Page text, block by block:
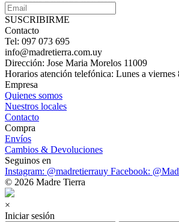
SUSCRIBIRME
Contacto
Tel: 097 073 695
info@madretierra.com.uy
Dirección: Jose Maria Morelos 11009
Horarios atención telefónica: Lunes a viernes
Empresa
Quienes somos
Nuestros locales
Contacto
Compra
Envíos
Cambios & Devoluciones
Seguinos en
Instagram: @madretierrauy Facebook:
© 2026 Madre Tierra
×
Iniciar sesión